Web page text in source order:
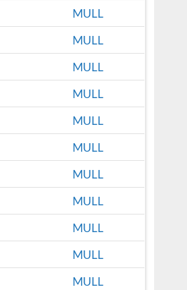
MULL
MULL
MULL
MULL
MULL
MULL
MULL
MULL
MULL
MULL
MULL